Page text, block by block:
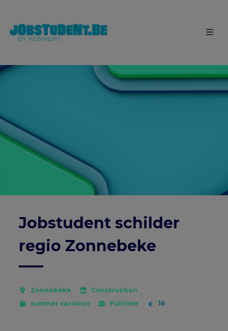
Jobstudent schilder
regio Zonnebeke
Zonnebeke
Construction
summer vacation
Fulltime 16